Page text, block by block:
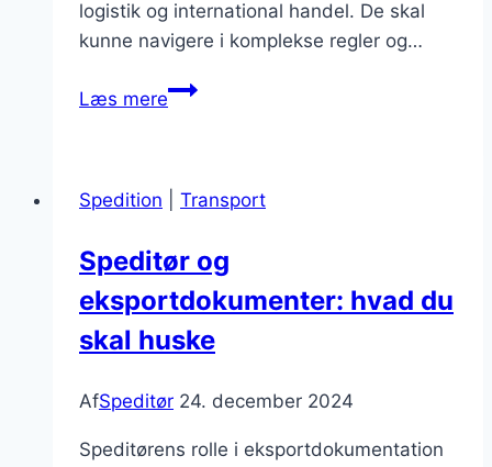
logistik og international handel. De skal
kunne navigere i komplekse regler og…
Læs mereBliv
uddannelse
Spedition Transport
Speditør og
eksportdokumenter: hvad du
skal huske
AfSpeditør 24. december 2024
Speditørens rolle i eksportdokumentation